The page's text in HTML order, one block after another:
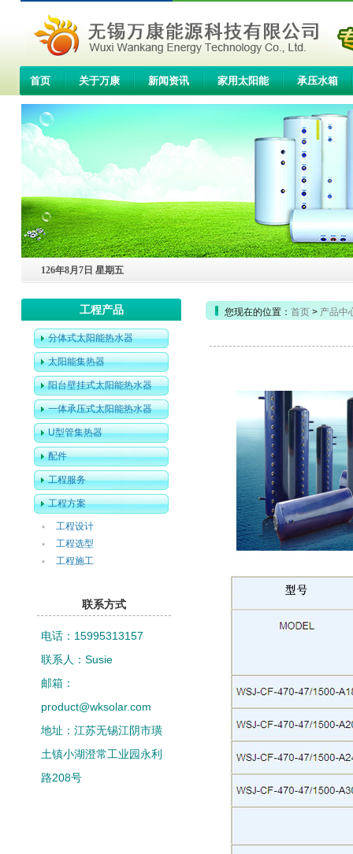
首页 关于万康 新闻资讯 家用太阳能 承压水箱
联系我们
126年8月7日 星期五
工程产品
分体式太阳能热水器
太阳能集热器
阳台壁挂式太阳能热水器
一体承压式太阳能热水器
U型管集热器
配件
工程服务
工程方案
工程设计
工程选型
工程施工
联系方式
电话：15995313157
联系人：Susie
邮箱：
product@wksolar.com
地址：江苏无锡江阴市璜
土镇小湖澄常工业园永利
路208号
您现在的位置： 首页 > 产品中